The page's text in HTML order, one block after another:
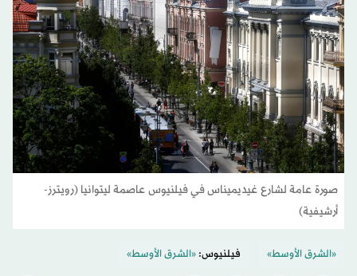
صورة عامة لشارع غيديميناس في فيلنيوس عاصمة ليتوانيا (رويترز-
أرشيفية)
«الشرق الأوسط» فيلنيوس:«الشرق الأوسط»